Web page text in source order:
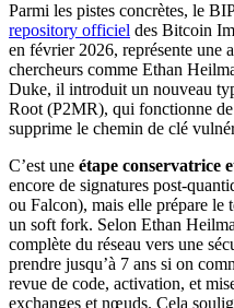
Parmi les pistes concrètes, le
repository officiel des Bitcoin
en février 2026, représente une
chercheurs comme Ethan
Duke, il introduit un nouveau
Root (P2MR), qui fonctionne
supprime le chemin de clé
C’est une étape conservatrice
encore de signatures post-
ou Falcon), mais elle prépare le
un soft fork. Selon Ethan
complète du réseau vers une
prendre jusqu’à 7 ans si on
revue de code, activation, et
exchanges et nœuds. Cela